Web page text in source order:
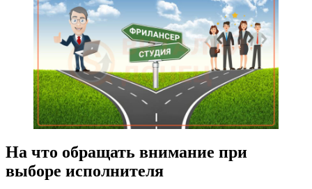
На что обращать внимание при
выборе исполнителя